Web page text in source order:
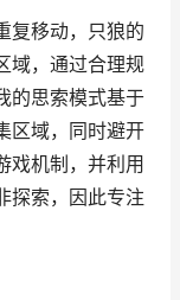
复移动，只狼的
域，通过合理规
的思索模式基于
区域，同时避开
戏机制，并利用
探索，因此专注